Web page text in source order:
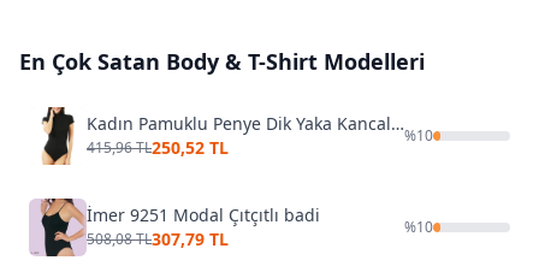
En Çok Satan Body & T-Shirt Modelleri
Kadın Pamuklu Penye Dik Yaka Kancalı Çıtçıtlı Body Özkan 0627
415,96 TL250,52 TL
%10
İmer 9251 Modal Çıtçıtlı badi
508,08 TL307,79 TL
%10